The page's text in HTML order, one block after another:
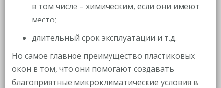
в том числе – химическим, если они имеют
место;
длительный срок эксплуатации и т.д.
Но самое главное преимущество пластиковых
окон в том, что они помогают создавать
благоприятные микроклиматические условия в